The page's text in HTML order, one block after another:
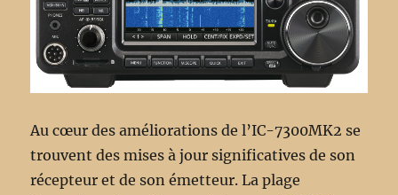
Au cœur des améliorations de l’IC-7300MK2 se
trouvent des mises à jour significatives de son
récepteur et de son émetteur. La plage